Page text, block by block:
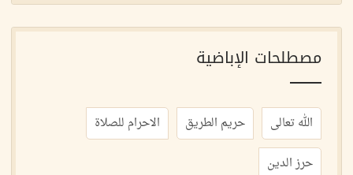
مصطلحات الإباضية
الله تعالى حريم الطريق
الاحرام للصلاة
حرز الدين